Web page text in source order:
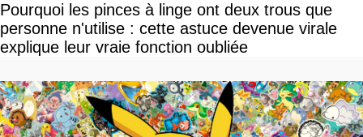
Pourquoi les pinces à linge ont deux trous que
personne n'utilise : cette astuce devenue virale
explique leur vraie fonction oubliée